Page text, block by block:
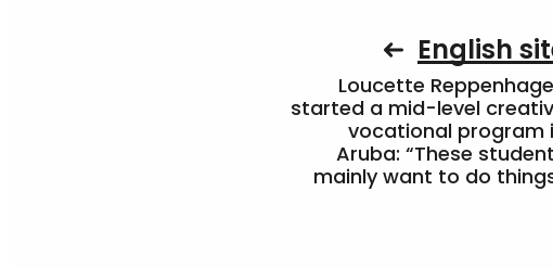
English
Loucette
started a mid-level
vocational program
Aruba: “These
mainly want to do